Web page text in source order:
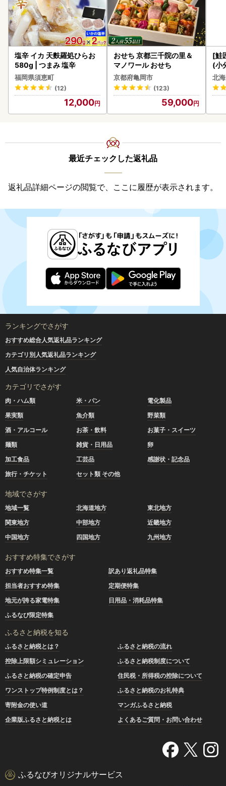
塩辛 イカ 天麩羅処ひらお
580g | つまみ 塩辛
福岡県須恵町
(12)
12,000
おせち 京都三千院の里＆
マノワール おせち
京都府亀岡市
(123)
59,000
[鮭
(小
5
北
最近チェックした返礼品
返礼品詳細ページの閲覧で、ここに履歴が表示されます。
ランキングでさがす
おすすめ総合人気返礼品ランキング
カテゴリ別人気返礼品ランキング
人気自治体ランキング
カテゴリでさがす
肉・ハム類 米・パン
電化製品
果実類
魚介類
野菜類
酒・アルコール
お茶・飲料
お菓子・スイーツ
麺類
雑貨・日用品
卵
加工食品
工芸品
感謝状・記念品
旅行・チケット
セット類 その他
地域でさがす
地域一覧 北海道地方
東北地方
関東地方
中部地方
近畿地方
中国地方
四国地方 九州地方
おすすめ特集でさがす
おすすめ特集一覧
訳あり返礼品特集
担当者おすすめ特集
定期便特集
地元が誇る家電特集
日用品・消耗品特集
ふるなび限定特集
ふるさと納税を知る
ふるさと納税とは？
ふるさと納税の流れ
控除上限額シミュレーション
ふるさと納税制度について
ふるさと納税の確定申告
住民税・所得税の控除について
ワンストップ特例制度とは？
ふるさと納税のお礼特典
寄附金の使い道
マンガふるさと納税
企業版ふるさと納税とは
よくあるご質問・お問い合わせ
ふるなびオリジナルサービス